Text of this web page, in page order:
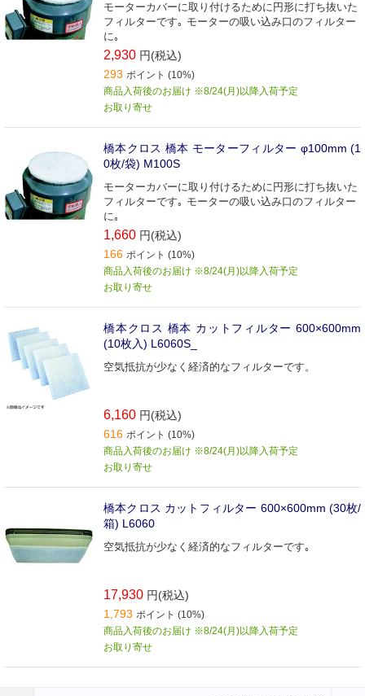
モーターカバーに取り付けるために円形に打ち抜いた
フィルターです｡ モーターの吸い込み口のフィルター
に｡
2,930 円(税込)
293 ポイント (10%)
商品入荷後のお届け ※8/24(月)以降入荷予定
お取り寄せ
橋本クロス 橋本 モーターフィルター φ100mm (1
0枚/袋) M100S
モーターカバーに取り付けるために円形に打ち抜いた
フィルターです｡ モーターの吸い込み口のフィルター
に｡
1,660 円(税込)
166 ポイント (10%)
商品入荷後のお届け ※8/24(月)以降入荷予定
お取り寄せ
橋本クロス 橋本 カットフィルター 600×600mm
(10枚入) L6060S_
空気抵抗が少なく経済的なフィルターです。
6,160 円(税込)
616 ポイント (10%)
商品入荷後のお届け ※8/24(月)以降入荷予定
お取り寄せ
橋本クロス カットフィルター 600×600mm (30枚/
箱) L6060
空気抵抗が少なく経済的なフィルターです｡
17,930 円(税込)
1,793 ポイント (10%)
商品入荷後のお届け ※8/24(月)以降入荷予定
お取り寄せ